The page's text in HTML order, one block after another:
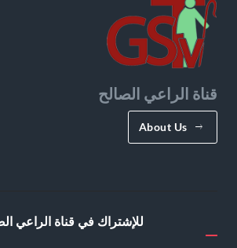
قناة الراعي الصالح
About Us
للإشتراك في قناة الراعي